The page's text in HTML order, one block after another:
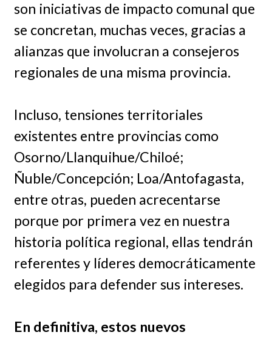
son iniciativas de impacto comunal que
se concretan, muchas veces, gracias a
alianzas que involucran a consejeros
regionales de una misma provincia.
Incluso, tensiones territoriales
existentes entre provincias como
Osorno/Llanquihue/Chiloé;
Ñuble/Concepción; Loa/Antofagasta,
entre otras, pueden acrecentarse
porque por primera vez en nuestra
historia política regional, ellas tendrán
referentes y líderes democráticamente
elegidos para defender sus intereses.
En definitiva, estos nuevos